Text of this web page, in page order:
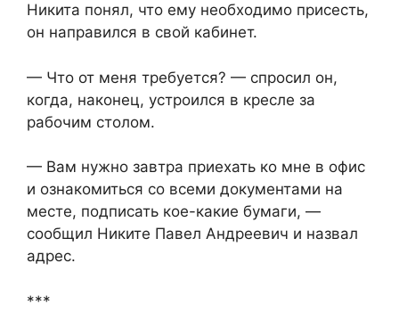
Никита понял, что ему необходимо присесть,
он направился в свой кабинет.
— Что от меня требуется? — спросил он,
когда, наконец, устроился в кресле за
рабочим столом.
— Вам нужно завтра приехать ко мне в офис
и ознакомиться со всеми документами на
месте, подписать кое-какие бумаги, —
сообщил Никите Павел Андреевич и назвал
адрес.
***